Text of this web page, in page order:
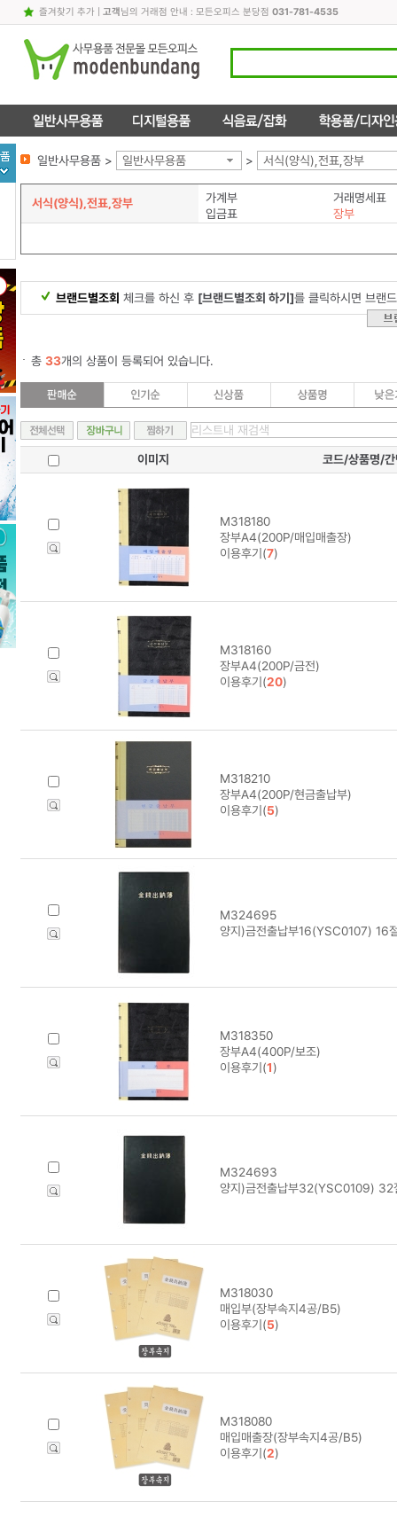
즐겨찾기 추가| 고객님의 거래점 안내 : 모든오피스 분당점 031-781-4535
일반사무용품 > 일반사무용품 > 서식(양식),전표,장부
서식(양식),전표,장부 가계부
거래명세표
입금표
장부
브랜드별조회 체크를 하신 후 [브랜드별조회 하기]를 클릭하시면 브랜
총 33개의 상품이 등록되어 있습니다.
이미지 코드/상품명/간
M318180
장부A4(200P/매입매출장)
이용후기(7)
M318160
장부A4(200P/금전)
이용후기(20)
M318210
장부A4(200P/현금출납부)
이용후기(5)
M324695
양지)금전출납부16(YSC0107) 16
M318350
장부A4(400P/보조)
이용후기(1)
M324693
양지)금전출납부32(YSC0109)
M318030
매입부(장부속지4공/B5)
이용후기(5)
M318080
매입매출장(장부속지4공/B5)
이용후기(2)